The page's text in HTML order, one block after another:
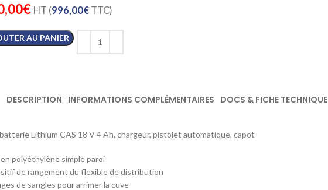
€ HT (996,00€TTC)
AU PANIER
DESCRIPTION INFORMATIONS COMPLÉMENTAIRES DOCS & FICHE TECHNIQUE
Lithium CAS 18 V 4 Ah, chargeur, pistolet automatique, capot
polyéthylène simple paroi
de rangement du flexible de distribution
de sangles pour arrimer la cuve